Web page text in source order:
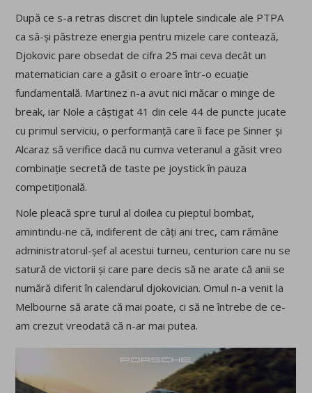
După ce s-a retras discret din luptele sindicale ale PTPA
ca să-și păstreze energia pentru mizele care contează,
Djokovic pare obsedat de cifra 25 mai ceva decât un
matematician care a găsit o eroare într-o ecuație
fundamentală. Martinez n-a avut nici măcar o minge de
break, iar Nole a câștigat 41 din cele 44 de puncte jucate
cu primul serviciu, o performanță care îi face pe Sinner și
Alcaraz să verifice dacă nu cumva veteranul a găsit vreo
combinație secretă de taste pe joystick în pauza
competițională.
Nole pleacă spre turul al doilea cu pieptul bombat,
amintindu-ne că, indiferent de câți ani trec, cam rămâne
administratorul-șef al acestui turneu, centurion care nu se
satură de victorii și care pare decis să ne arate că anii se
numără diferit în calendarul djokovician. Omul n-a venit la
Melbourne să arate că mai poate, ci să ne întrebe de ce-
am crezut vreodată că n-ar mai putea.